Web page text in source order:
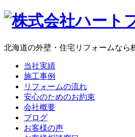
コ
ン
北海道の外壁・住宅リフォームなら
当社実績
施工事例
リフォームの流れ
安心のためのお約束
会社概要
ブログ
お客様の声